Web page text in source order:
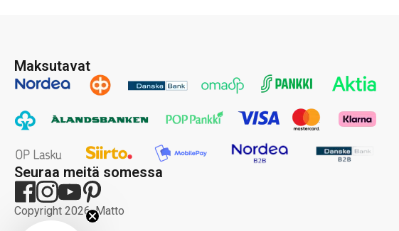
Maksutavat
Seuraa meitä somessa
Copyright 2026, Matto